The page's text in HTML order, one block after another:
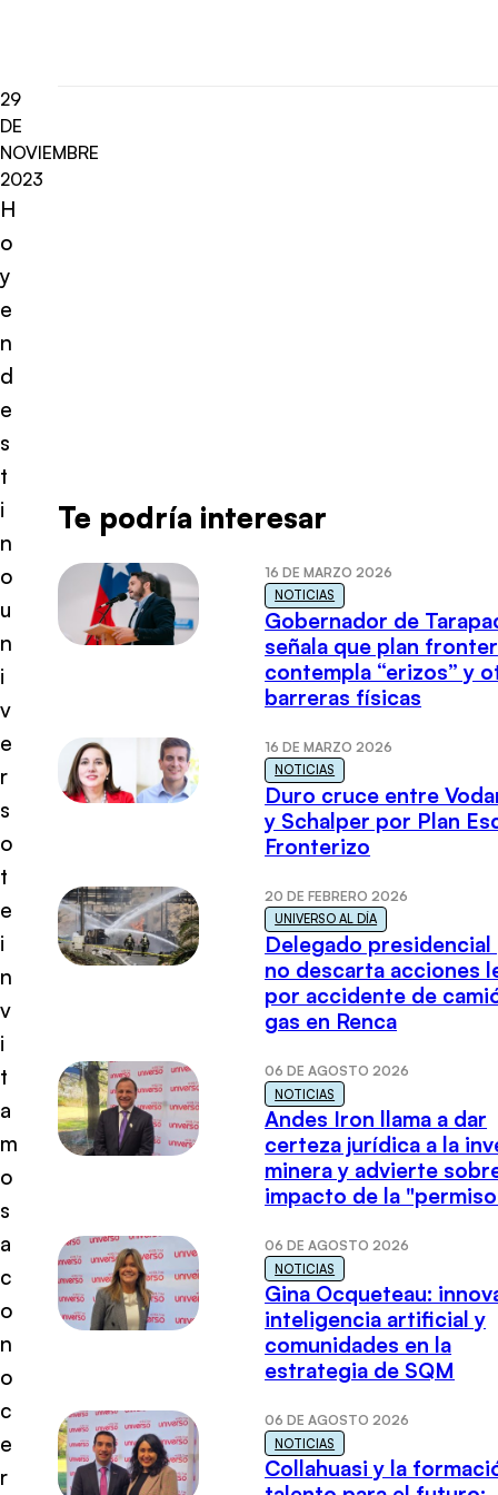
29
DE
NOVIEMBRE
2023
H
o
y
e
n
d
e
s
t
i
n
o
u
n
i
v
e
r
s
o
t
e
i
n
v
i
t
a
m
o
s
a
c
o
n
o
c
e
r
Te podría interesar
16 DE MARZO 2026
NOTICIAS
Gobernador de
señala que plan
contempla “erizos” y
barreras físicas
16 DE MARZO 2026
NOTICIAS
Duro cruce entre
y Schalper por Plan
Fronterizo
20 DE FEBRERO 2026
UNIVERSO AL DÍA
Delegado presidencial
no descarta acciones
por accidente de
gas en Renca
06 DE AGOSTO 2026
NOTICIAS
Andes Iron llama a dar
certeza jurídica a la
minera y advierte
impacto de la
06 DE AGOSTO 2026
NOTICIAS
Gina Ocqueteau:
inteligencia artificial y
comunidades en la
estrategia de SQM
06 DE AGOSTO 2026
NOTICIAS
Collahuasi y la